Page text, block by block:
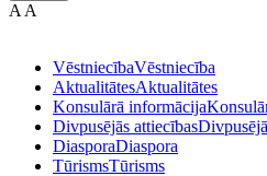
A A
VēstniecībaVēstniecība
AktualitātesAktualitātes
Konsulārā informācija
Divpusējās attiecības
DiasporaDiaspora
TūrismsTūrisms